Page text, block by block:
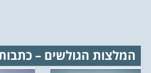
המלצות הגולשים –